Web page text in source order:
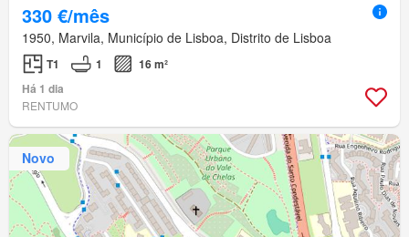
330 €/mês
1950, Marvila, Município de Lisboa, Distrito de Lisboa
T1 1
16 m²
Há 1 dia
RENTUMO
Novo